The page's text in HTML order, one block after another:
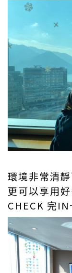
環境非常清
更可以享用
CHECK 完